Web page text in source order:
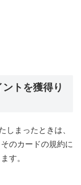
トを獲得り
しまったときは、
のカードの規約に
す。